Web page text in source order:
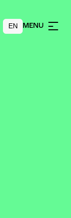
MENU